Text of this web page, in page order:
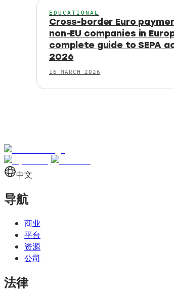
EDUCATIONAL
Cross-border Euro
non-EU companies in
complete guide to SEPA
2026
16 MARCH 2026
中文
导航
商业
平台
资源
公司
法律